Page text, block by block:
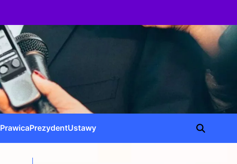
PrawicaPrezydentUstawy